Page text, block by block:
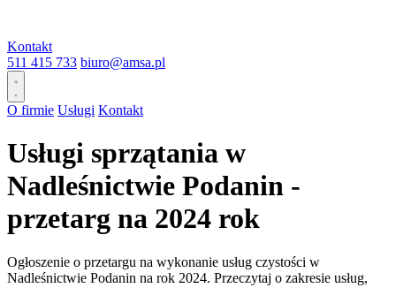
Kontakt
511 415 733 biuro@amsa.pl
O firmie Usługi Kontakt
Usługi sprzątania w
Nadleśnictwie Podanin -
przetarg na 2024 rok
Ogłoszenie o przetargu na wykonanie usług czystości w
Nadleśnictwie Podanin na rok 2024. Przeczytaj o zakresie usług,